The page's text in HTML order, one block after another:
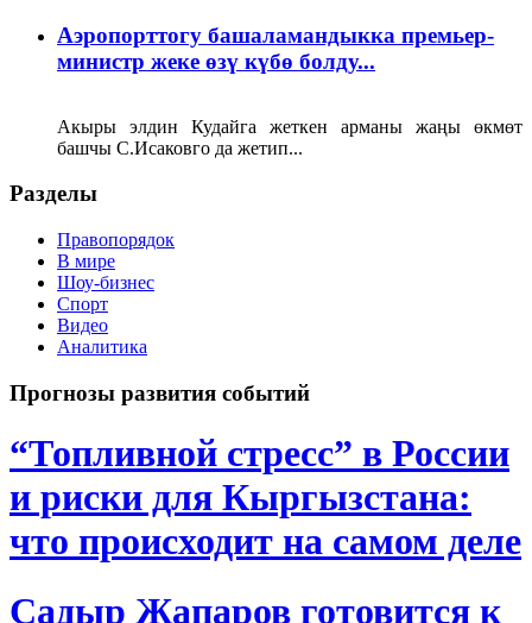
Аэропорттогу башаламандыкка премьер-
министр жеке өзү күбө болду...
Акыры элдин Кудайга жеткен арманы жаңы өкмөт
башчы С.Исаковго да жетип...
Разделы
Правопорядок
В мире
Шоу-бизнес
Спорт
Видео
Аналитика
Прогнозы развития событий
“Топливной стресс” в России
и риски для Кыргызстана:
что происходит на самом деле
Садыр Жапаров готовится к